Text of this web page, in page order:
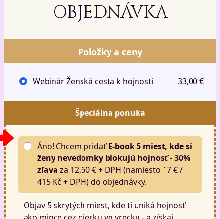
OBJEDNÁVKA
Položky a ceny
Webinár Ženská cesta k hojnosti 33,00 €
Špeciálna ponuka
Áno! Chcem pridaťE-book 5 miest, kde si
ženy nevedomky blokujú hojnosť - 30%
zľava za 12,60 € + DPH (namiesto 17 € /
415 Kč+ DPH) do objednávky.
Objav 5 skrytých miest, kde ti uniká hojnosť